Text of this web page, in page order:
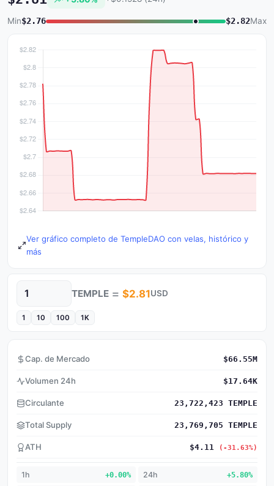
Min$2.76 $2.82Max
Ver gráfico completo de TempleDAO con velas, histórico y
más
Cantidad TEMPLE = $2.81USD
1 10 100 1K
Cap. de Mercado $66.55M
Volumen 24h $17.64K
Circulante 23,722,423 TEMPLE
Total Supply 23,769,705 TEMPLE
ATH $4.11 (-31.63%)
1h +0.00% 24h +5.80%